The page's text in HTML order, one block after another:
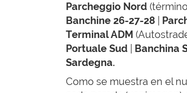
Parcheggio Nord
Banchine 26-27-28
Terminal ADM
Portuale Sud
Banchina
Sardegna.
Como se muestra en el